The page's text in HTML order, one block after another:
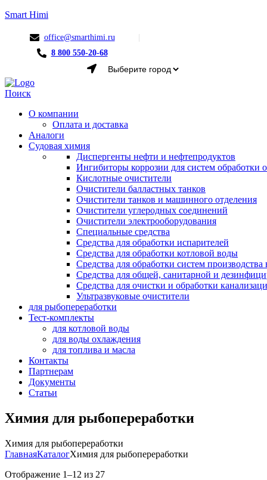
Smart Himi
8 800 550-20-68
office@smarthimi.ru
Menu
Поиск
О компании
Оплата и доставка
Аналоги
Судовая химия
Диспергенты нефти и нефтепродуктов
Ингибиторы коррозии для систем
Кислотные очистители
Очистители балластных танков
Очистители танков и машинного отделения
Очистители углеродных соединений
Очистители электрооборудования
Специальные средства
Средства для обработки испарителей
Средства для обработки котловой воды
Средства для обработки систем
Средства для общей, санитарной и
Средства для очистки и обработки
Ультразвуковые очистители
для рыбопереработки
Тест-комплекты
для котловой воды
для воды охлаждения
для топлива и масла
Контакты
Партнерам
Документы
Статьи
Химия для рыбопереработки
Химия для рыбопереработки
ГлавнаяКаталогХимия для рыбопереработки
Отображение 1–12 из 27